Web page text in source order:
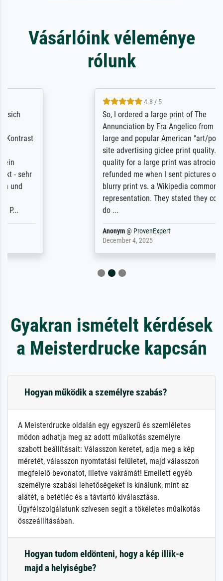
Vásárlóink véleménye
rólunk
So, I ordered a large print of The
Annunciation by Fra Angelico from a very
large and popular American "art/poster"
site advertising giclee print quality. The
quality for a large print was atrocious. They
refunded me when I sent pictures of the
blurry print vs. a Wikipedia commons
representation. They stated they couldn't
ProvenExpert
Gyakran ismételt kérdések
a Meisterdrucke kapcsán
Hogyan működik a személyre szabás?
A Meisterdrucke oldalán egy egyszerű és szemléletes
módon adhatja meg az adott műalkotás személyre
szabott beállításait: Válasszon keretet, adja meg a kép
méretét, válasszon nyomtatási felületet, majd válasszon
megfelelő bevonatot, illetve vakrámát! Emellett egyéb
személyre szabási lehetőségeket is kínálunk, mint az
alátét, a betétléc és a távtartó kiválasztása.
Ügyfélszolgálatunk szívesen segít a tökéletes műalkotás
összeállításában.
Hogyan tudom eldönteni, hogy a kép illik-e
majd a helyiségbe?